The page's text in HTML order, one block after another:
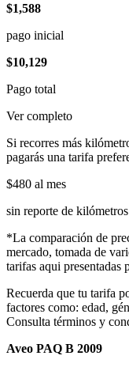
$1,588
pago inicial
$10,129
Pago total
Ver completo
Si recorres más
pagarás una tarifa
$480 al mes
sin reporte de kilómetros
*La comparación de
mercado, tomada de
tarifas aqui presentadas
Recuerda que tu tarifa
factores como: edad,
Consulta términos y
Aveo PAQ B 2009